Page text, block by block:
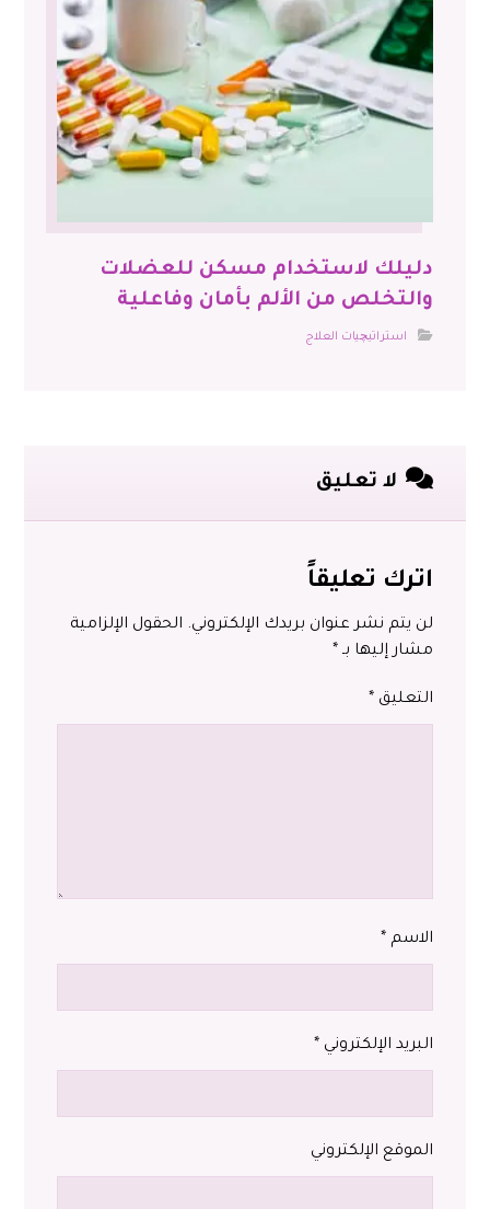
دليلك لاستخدام مسكن للعضلات
والتخلص من الألم بأمان وفاعلية
استراتيچيات العلاج
لا تعليق
اترك تعليقاً
لن يتم نشر عنوان بريدك الإلكتروني. الحقول الإلزامية
مشار إليها بـ *
التعليق *
الاسم *
البريد الإلكتروني *
الموقع الإلكتروني